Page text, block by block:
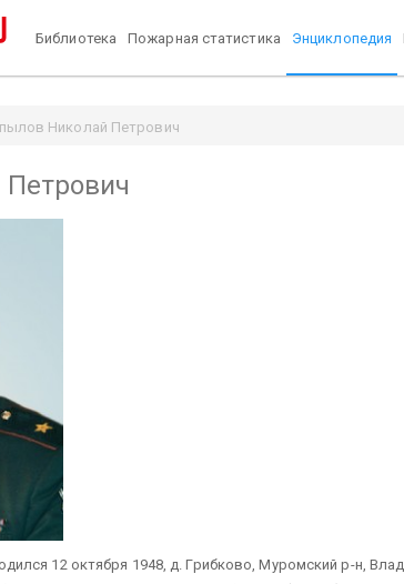
Библиотека Пожарная статистика Энциклопедия
Николай Петрович
12 октября 1948, д. Грибково, Муромский р-н,